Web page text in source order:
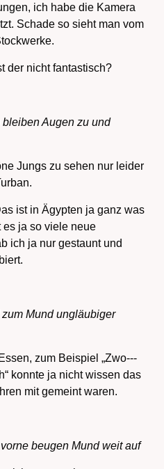
ich habe die Kamera
Schade so sieht man vom
der nicht fantastisch?
Augen zu und
Jungs zu sehen nur leider
ist in Ägypten ja ganz was
ja so viele neue
ich ja nur gestaunt und
Mund ungläubiger
zum Beispiel „Zwo---
konnte ja nicht wissen das
mit gemeint waren.
beugen Mund weit auf